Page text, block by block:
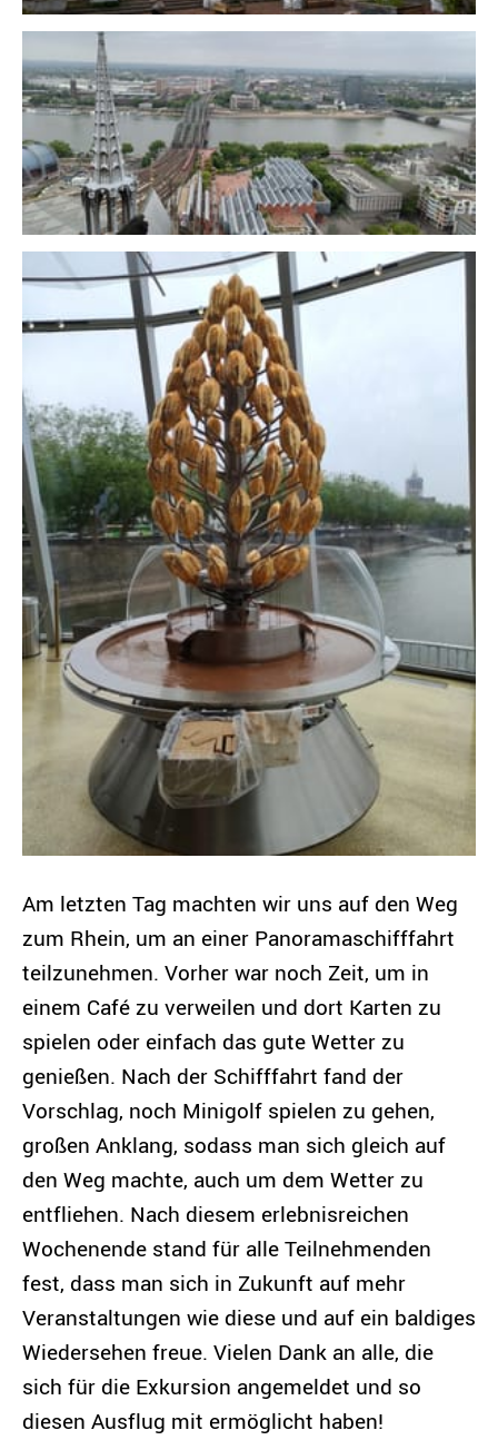
Am letzten Tag machten wir uns auf den Weg
zum Rhein, um an einer Panoramaschifffahrt
teilzunehmen. Vorher war noch Zeit, um in
einem Café zu verweilen und dort Karten zu
spielen oder einfach das gute Wetter zu
genießen. Nach der Schifffahrt fand der
Vorschlag, noch Minigolf spielen zu gehen,
großen Anklang, sodass man sich gleich auf
den Weg machte, auch um dem Wetter zu
entfliehen. Nach diesem erlebnisreichen
Wochenende stand für alle Teilnehmenden
fest, dass man sich in Zukunft auf mehr
Veranstaltungen wie diese und auf ein baldiges
Wiedersehen freue. Vielen Dank an alle, die
sich für die Exkursion angemeldet und so
diesen Ausflug mit ermöglicht haben!